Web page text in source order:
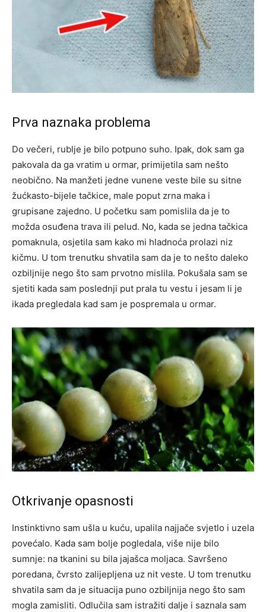
Prva naznaka problema
Do večeri, rublje je bilo potpuno suho. Ipak, dok sam ga
pakovala da ga vratim u ormar, primijetila sam nešto
neobično. Na manžeti jedne vunene veste bile su sitne
žućkasto-bijele tačkice, male poput zrna maka i
grupisane zajedno. U početku sam pomislila da je to
možda osuđena trava ili pelud. No, kada se jedna tačkica
pomaknula, osjetila sam kako mi hladnoća prolazi niz
kičmu. U tom trenutku shvatila sam da je to nešto daleko
ozbiljnije nego što sam prvotno mislila. Pokušala sam se
sjetiti kada sam poslednji put prala tu vestu i jesam li je
ikada pregledala kad sam je pospremala u ormar.
Otkrivanje opasnosti
Instinktivno sam ušla u kuću, upalila najjače svjetlo i uzela
povećalo. Kada sam bolje pogledala, više nije bilo
sumnje: na tkanini su bila jajašca moljaca. Savršeno
poredana, čvrsto zalijepljena uz nit veste. U tom trenutku
shvatila sam da je situacija puno ozbiljnija nego što sam
mogla zamisliti. Odlučila sam istražiti dalje i saznala sam